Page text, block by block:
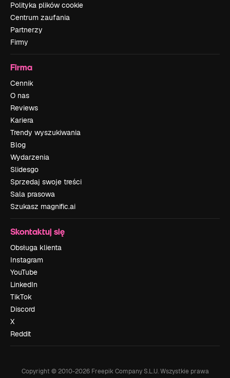
Polityka plików cookie
Centrum zaufania
Partnerzy
Firmy
Firma
Cennik
O nas
Reviews
Kariera
Trendy wyszukiwania
Blog
Wydarzenia
Slidesgo
Sprzedaj swoje treści
Sala prasowa
Szukasz magnific.ai
Skontaktuj się
Obsługa klienta
Instagram
YouTube
LinkedIn
TikTok
Discord
X
Reddit
Copyright © 2010-2026Freepik Company S.L.U. Wszystkie prawa